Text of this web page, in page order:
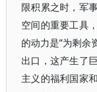
限积累之时，军
空间的重要工具
的动力是“为剩余
出口，这产生了
主义的福利国家